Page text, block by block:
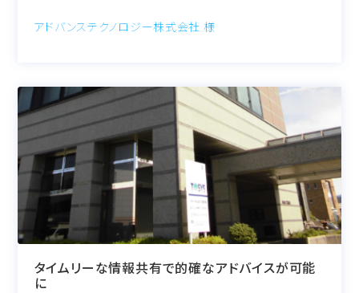
アドバンステクノロジー株式会社 様
タイムリーな情報共有で的確なアドバイスが可能
に